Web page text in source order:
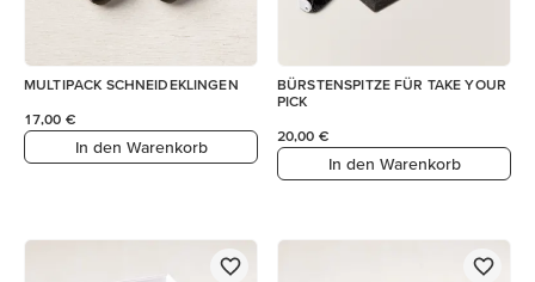
MULTIPACK SCHNEIDEKLINGEN
17,00 €
In den Warenkorb
BÜRSTENSPITZE FÜR TAKE YOUR
PICK
20,00 €
In den Warenkorb